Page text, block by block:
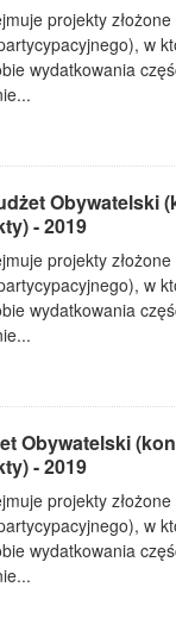
projekty
w
wydatkowania
Obywatelski
- 2019
projekty
w
wydatkowania
Obywatelski
- 2019
projekty
w
wydatkowania